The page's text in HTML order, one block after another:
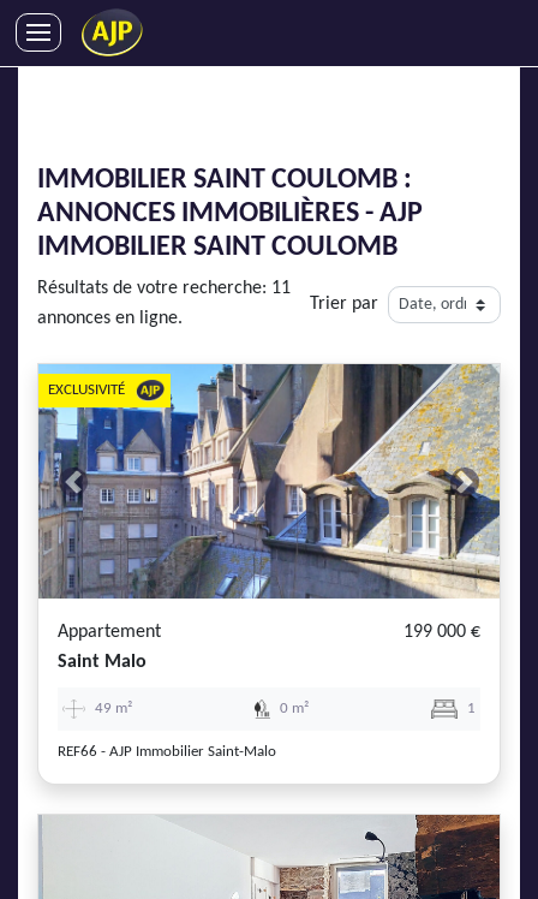
SYNDIC
IMMOBILIER NEUF
ENTREPRISES
DEVENIR FRANCHISÉ
AJP Recrute
AJP Actualités
Service Qualité Clients
IMMOBILIER SAINT COULOMB :
ANNONCES IMMOBILIÈRES - AJP
IMMOBILIER SAINT COULOMB
Résultats de votre recherche: 11
annonces en ligne.
Trier par
Previous Next
EXCLUSIVITÉ
Appartement
199 000 €
Saint Malo
49 m² 0 m² 1
REF66 - AJP Immobilier Saint-Malo